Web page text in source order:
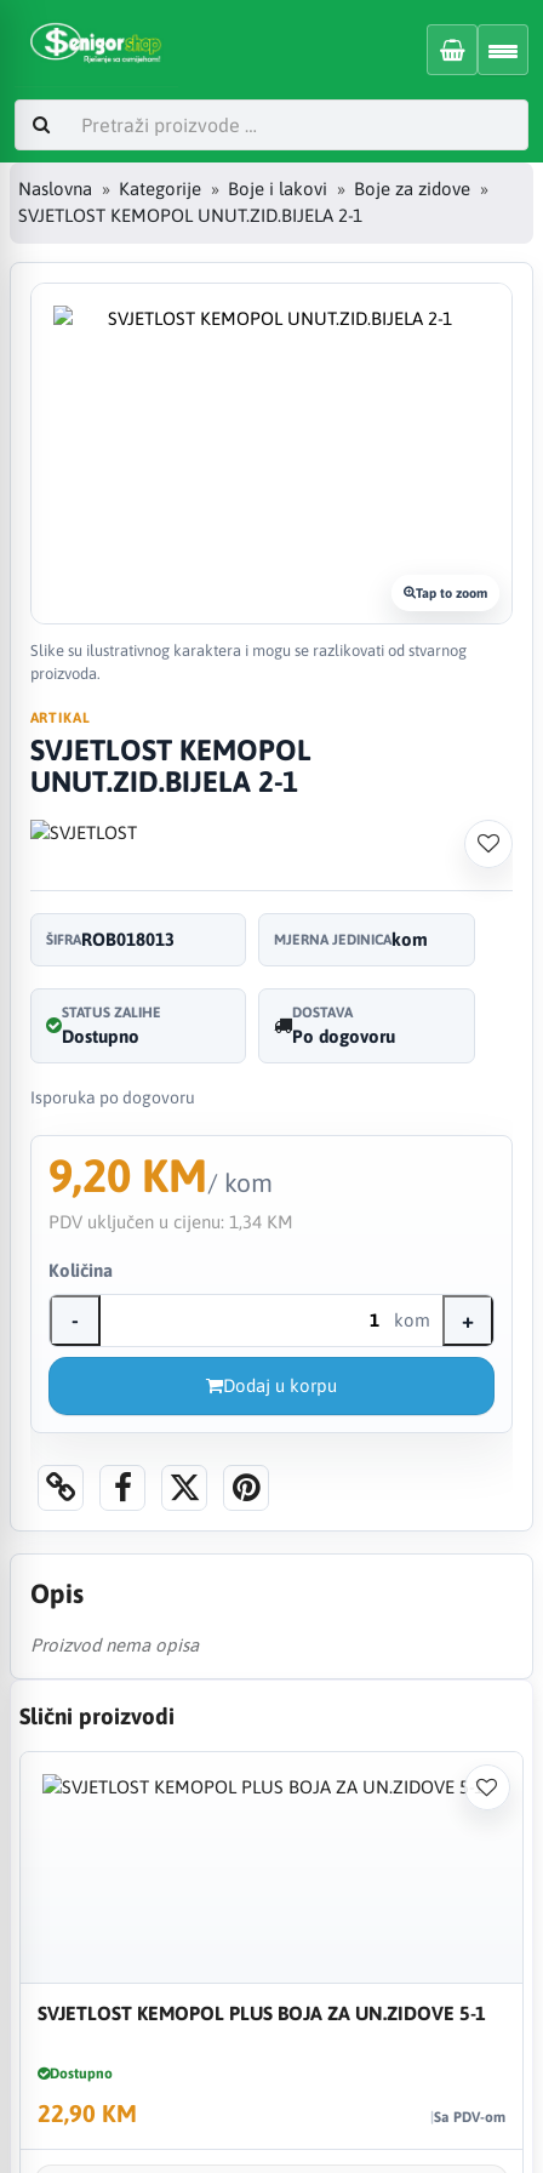
Naslovna Kategorije Boje i lakovi
Boje za zidove
SVJETLOST KEMOPOL UNUT.ZID.BIJELA 2-1
Tap to zoom
Slike su ilustrativnog karaktera i mogu se razlikovati od stvarnog
proizvoda.
ARTIKAL
SVJETLOST KEMOPOL
UNUT.ZID.BIJELA 2-1
ŠIFRAROB018013 MJERNA JEDINICAkom
STATUS ZALIHE
Dostupno
DOSTAVA
Po dogovoru
Isporuka po dogovoru
9,20 KM/ kom
PDV uključen u cijenu: 1,34 KM
Količina
- kom +
Dodaj u korpu
Opis
Proizvod nema opisa
Slični proizvodi
SVJETLOST KEMOPOL PLUS BOJA ZA UN.ZIDOVE 5-1
Dostupno
22,90 KM Sa PDV-om